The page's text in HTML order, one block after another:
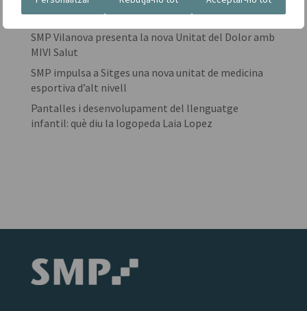
projectes de futur al programa Via Augusta
SMP Vilanova presenta la nova Unitat del Dolor amb
MIVI Salut
SMP impulsa a Sitges una nova unitat de medicina
esportiva d’alt nivell
Pantalles i desenvolupament del llenguatge
infantil: què diu la logopeda Laia Lopez